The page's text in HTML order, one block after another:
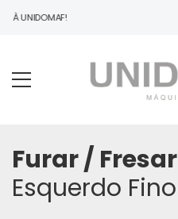
À UNIDOMAF!
Furar / Fresar
Esquerdo Fino